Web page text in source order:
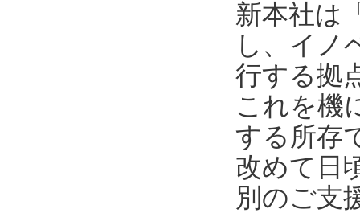
新本社は
し、イノ
行する拠
これを機
する所存
改めて日
別のご支